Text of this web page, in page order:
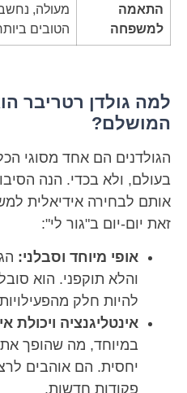
התאמה
למשפחה
מעולה,
הטובים
למה גולדן רטריבר
המושלם?
הגולדנים הם אחד מסוגי
בעולם, ולא בכדי. הנה
אותם לבחירה אידיאלית
זאת יום-יום ב"גור לי":
אופי מיוחד וסבלני:
והלא תוקפני. הוא
להיות חלק
אינטליגנציה ויכולת
במיוחד, מה שהופך
יחסית. הם אוהבים
פקודות חדשות.